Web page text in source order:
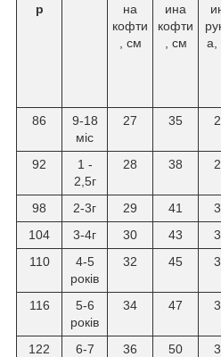
р
на
кофти
, см
ина
кофти
, см
а,
86
9-18
міс
27 35
92
1 -
2,5г
28 38
98 2-3г 29 41
104
3-4г 30 43
110
4-5
років
32 45
116
5-6
років
34 47
122
6-7
36 50